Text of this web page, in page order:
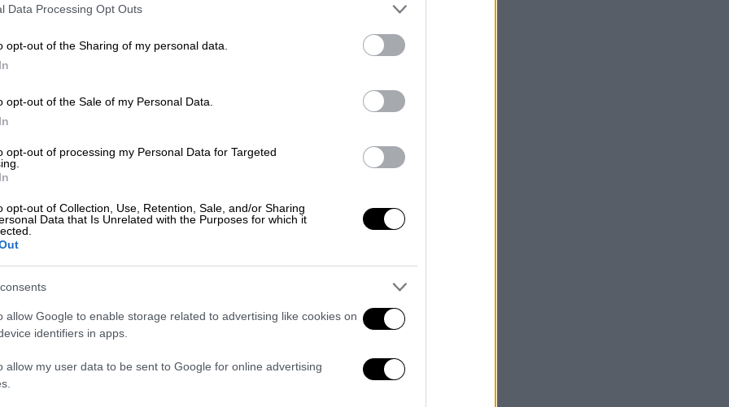
Data Processing Opt Outs
opt-out of the Sharing of my personal data.
opt-out of the Sale of my Personal Data.
opt-out of processing my Personal Data for Targeted
opt-out of Collection, Use, Retention, Sale, and/or Sharing
Data that Is Unrelated with the Purposes for which it
allow Google to enable storage related to advertising like cookies on
identifiers in apps.
allow my user data to be sent to Google for online advertising
Είναι βιώσιμη η ανάπτυξη της
μια κρίση στην άλλη; Ο υπουργός
το συνέδριο της «Ημερησίας»
Εθνικής Οικονομίας και Οικονομικών